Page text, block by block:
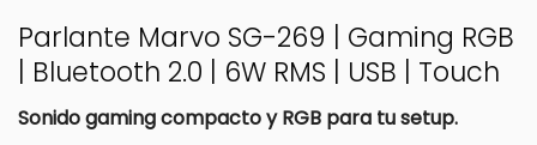
Parlante Marvo SG-269 | Gaming RGB
| Bluetooth 2.0 | 6W RMS | USB | Touch
Sonido gaming compacto y RGB para tu setup.